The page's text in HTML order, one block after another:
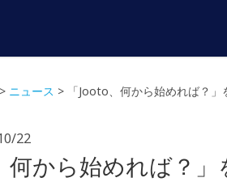
> ニュース > 「Jooto、何から始めれば？
22
何から始めれば？